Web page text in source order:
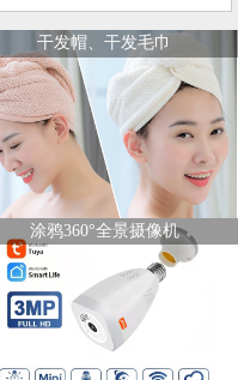
干发帽、干发毛巾
涂鸦360°全景摄像机